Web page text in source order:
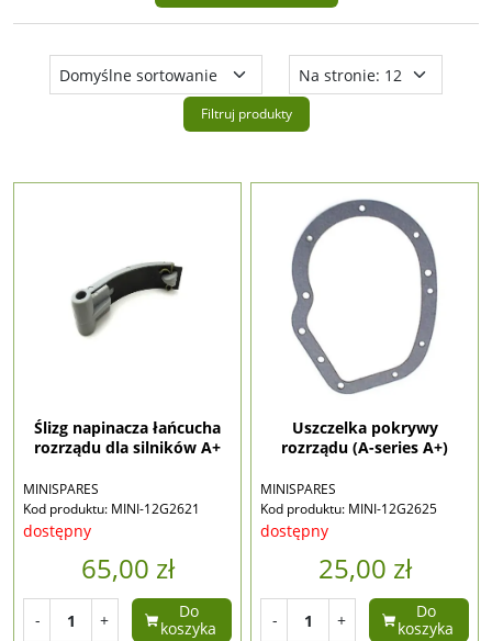
Filtruj produkty
Ślizg napinacza łańcucha
rozrządu dla silników A+
MINISPARES
Kod produktu: MINI-12G2621
dostępny
65,00 zł
- +
Do
koszyka
Uszczelka pokrywy
rozrządu (A-series A+)
MINISPARES
Kod produktu: MINI-12G2625
dostępny
25,00 zł
- +
Do
koszyka